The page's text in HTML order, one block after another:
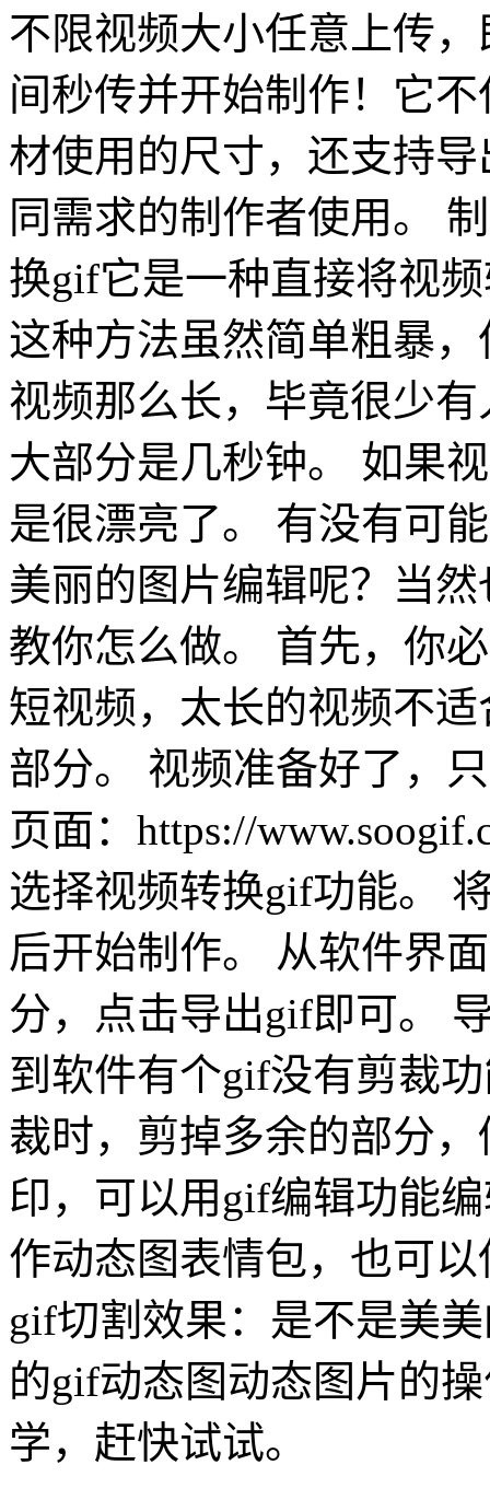
不限视频大小任意上传
间秒传并开始制作！它
材使用的尺寸，还支持
同需求的制作者使用。
换gif它是一种直接将视
这种方法虽然简单粗暴
视频那么长，毕竟很少
大部分是几秒钟。 如果
是很漂亮了。 有没有可
美丽的图片编辑呢？当
教你怎么做。 首先，你
短视频，太长的视频不
部分。 视频准备好了，
页面：https://
选择视频转换gif功能。
后开始制作。 从软件界
分，点击导出gif即可。
到软件有个gif没有剪裁
裁时，剪掉多余的部分
印，可以用gif编辑功能
作动态图表情包，也可
gif切割效果：是不是美
的gif动态图动态图片的
学，赶快试试。